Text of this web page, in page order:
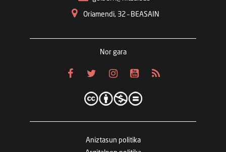
Oriamendi, 32 – BEASAIN
Nor gara
Aniztasun politika